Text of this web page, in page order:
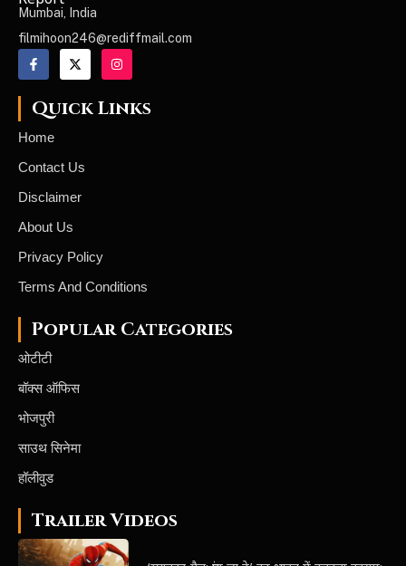
Mumbai, India
filmihoon246@rediffmail.com
Quick Links
Home
Contact Us
Disclaimer
About Us
Privacy Policy
Terms And Conditions
Popular Categories
ओटीटी
बॉक्स ऑफिस
भोजपुरी
साउथ सिनेमा
हॉलीवुड
Trailer Videos